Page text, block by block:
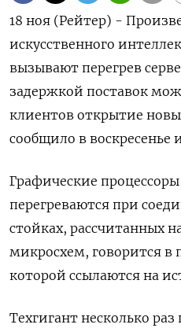
18 ноя (Рейтер) -
искусственного
вызывают перегрев
задержкой поставок
клиентов открытие
сообщило в воскресенье
Графические
перегреваются при
стойках, рассчитанных
микросхем, говорится в
которой ссылаются на
Техгигант несколько